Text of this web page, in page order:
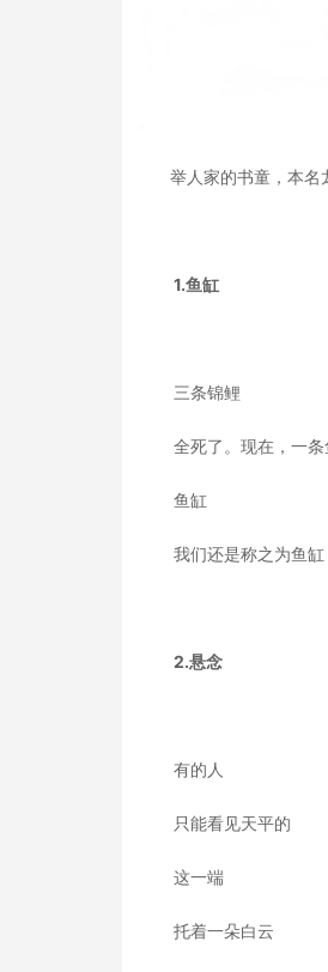
举人家的书童，本名
1.鱼缸
三条锦鲤
全死了。现在，一条
鱼缸
我们还是称之为鱼缸
2.悬念
有的人
只能看见天平的
这一端
托着一朵白云